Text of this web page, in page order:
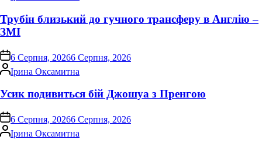
Трубін близький до гучного трансферу в Англію –
ЗМІ
on6 Серпня, 20266 Серпня, 2026
Опубліковано
Ірина Оксамитна
Усик подивиться бій Джошуа з Пренгою
on6 Серпня, 20266 Серпня, 2026
Опубліковано
Ірина Оксамитна